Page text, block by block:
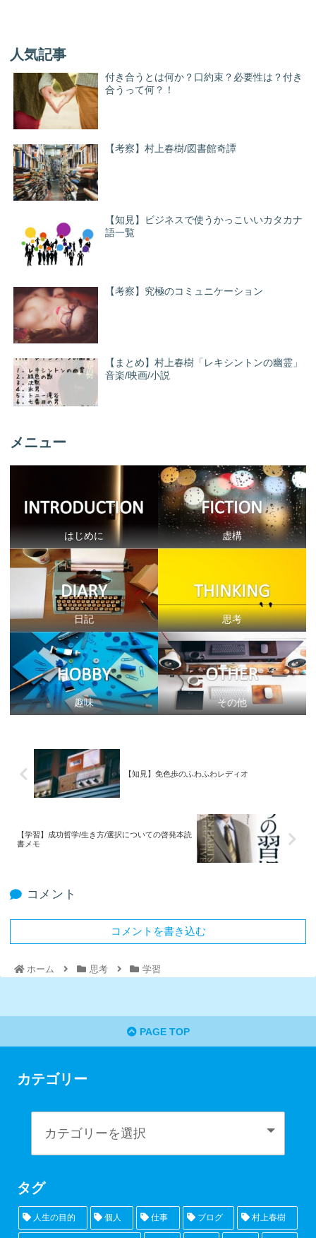
人気記事
付き合うとは何か？口約束？必要性は？付き
合うって何？！
【考察】村上春樹/図書館奇譚
【知見】ビジネスで使うかっこいいカタカナ
語一覧
【考察】究極のコミュニケーション
【まとめ】村上春樹「レキシントンの幽霊」
音楽/映画/小説
メニュー
はじめに 虚構
日記 思考
趣味 その他
【知見】免色歩のふわふわレディオ
【学習】成功哲学/生き方/選択についての啓発本読
書メモ
コメント
コメントを書き込む
ホーム 思考 学習
PAGE TOP
カテゴリー
タグ
人生の目的 個人 仕事 ブログ 村上春樹